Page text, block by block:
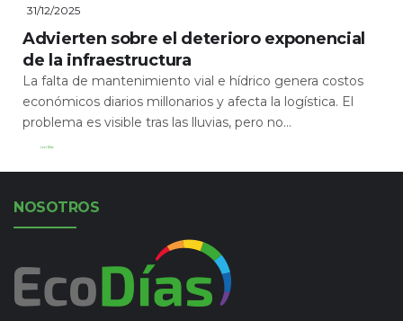
31/12/2025
Advierten sobre el deterioro exponencial
de la infraestructura
La falta de mantenimiento vial e hídrico genera costos
económicos diarios millonarios y afecta la logística. El
problema es visible tras las lluvias, pero no...
Leer Más
NOSOTROS